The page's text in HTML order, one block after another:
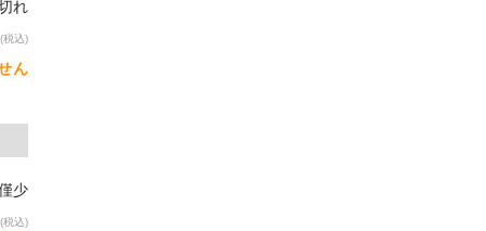
れ
(税込)
ん
少
(税込)